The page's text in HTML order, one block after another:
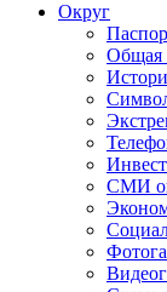
Округ
Общая
СМИ